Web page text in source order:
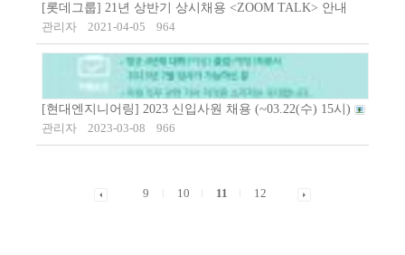
[롯데그룹] 21년 상반기 상시채용 <ZOOM TALK> 안내
관리자
2021-04-05 964
[현대엔지니어링] 2023 신입사원 채용 (~03.22(수) 15시)
관리자
2023-03-08 966
9 10 11 12